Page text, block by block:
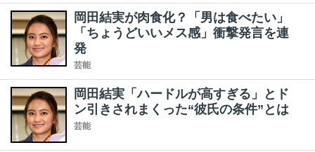
岡田結実が肉食化？「男は食べたい」
「ちょうどいいメス感」衝撃発言を連
発
芸能
岡田結実「ハードルが高すぎる」とド
ン引きされまくった“彼氏の条件”とは
芸能